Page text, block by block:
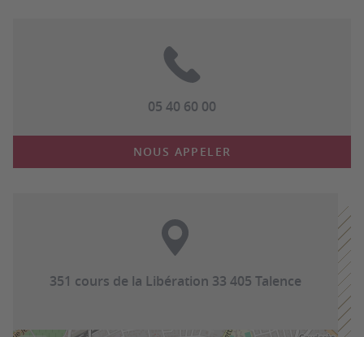
05 40 60 00
NOUS APPELER
351 cours de la Libération 33 405 Talence